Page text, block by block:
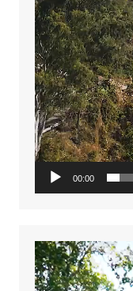
00:00
Video
Player